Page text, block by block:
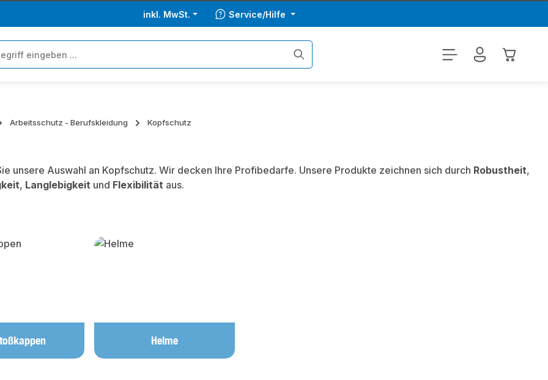
inkl. MwSt. Service/Hilfe
Arbeitsschutz - Berufskleidung Kopfschutz
unsere Auswahl an Kopfschutz. Wir decken Ihre Profibedarfe. Unsere Produkte zeichnen sich durch Robustheit,
, Langlebigkeit und Flexibilität aus.
überspringen
Helme